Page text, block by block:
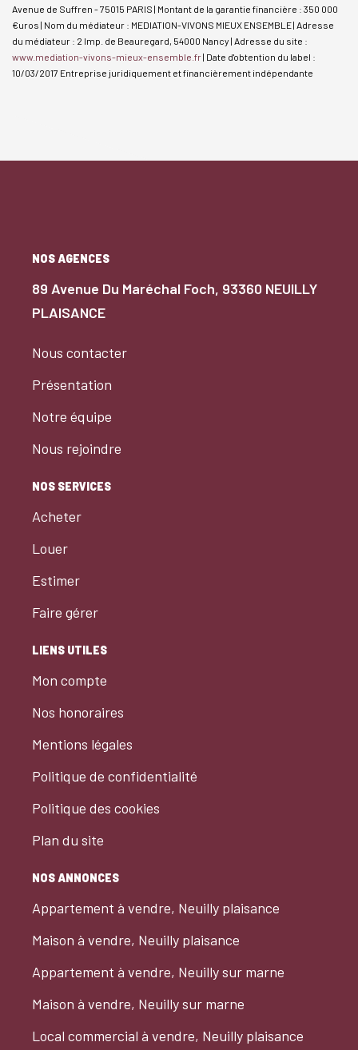
Avenue de Suffren - 75015 PARIS | Montant de la garantie financière : 350 000
€uros | Nom du médiateur : MEDIATION-VIVONS MIEUX ENSEMBLE | Adresse
du médiateur : 2 Imp. de Beauregard, 54000 Nancy | Adresse du site :
www.mediation-vivons-mieux-ensemble.fr| Date d'obtention du label :
10/03/2017 Entreprise juridiquement et financièrement indépendante
NOS AGENCES
89 Avenue Du Maréchal Foch, 93360 NEUILLY
PLAISANCE
Nous contacter
Présentation
Notre équipe
Nous rejoindre
NOS SERVICES
Acheter
Louer
Estimer
Faire gérer
LIENS UTILES
Mon compte
Nos honoraires
Mentions légales
Politique de confidentialité
Politique des cookies
Plan du site
NOS ANNONCES
Appartement à vendre, Neuilly plaisance
Maison à vendre, Neuilly plaisance
Appartement à vendre, Neuilly sur marne
Maison à vendre, Neuilly sur marne
Local commercial à vendre, Neuilly plaisance